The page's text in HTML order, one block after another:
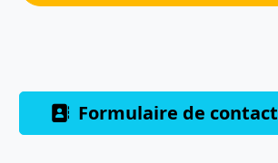
Formulaire de contact